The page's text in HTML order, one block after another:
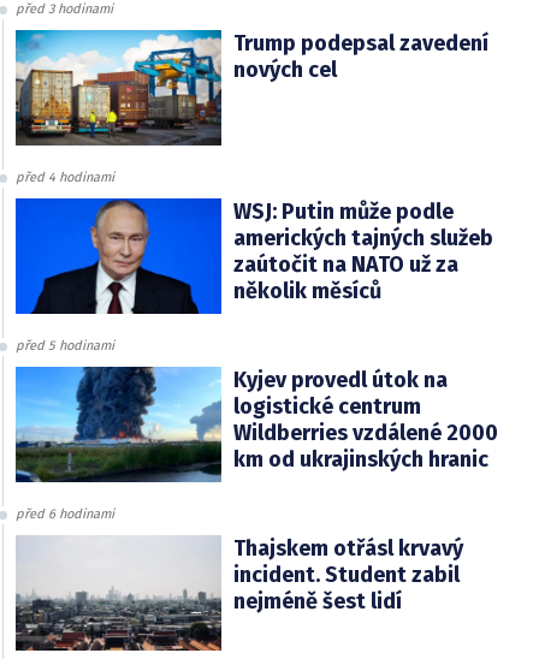
před 3 hodinami
Trump podepsal zavedení
nových cel
před 4 hodinami
WSJ: Putin může podle
amerických tajných služeb
zaútočit na NATO už za
několik měsíců
před 5 hodinami
Kyjev provedl útok na
logistické centrum
Wildberries vzdálené 2000
km od ukrajinských hranic
před 6 hodinami
Thajskem otřásl krvavý
incident. Student zabil
nejméně šest lidí